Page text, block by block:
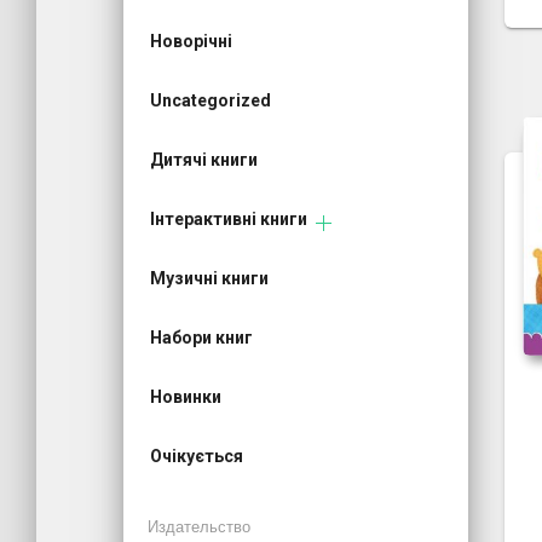
Новорічні
Uncategorized
Дитячі книги
Інтерактивні книги
Музичні книги
Набори книг
Новинки
Очікується